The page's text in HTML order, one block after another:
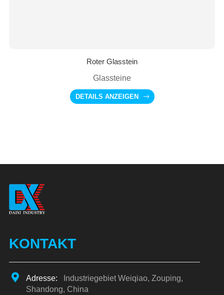
Roter Glasstein
Glassteine
DETAILS ANZEIGEN
KONTAKT
Adresse:
Industriegebiet Weiqiao, Zouping,
Shandong, China